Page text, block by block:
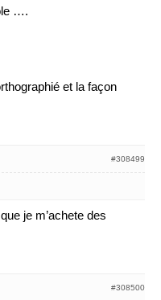
….
et la façon
#308499
je m’achete des
#308500